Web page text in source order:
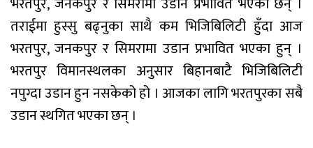
तराईमा हुस्सु बढ्नुका साथै कम भिजिबिलिटी हुँदा आज
भरतपुर, जनकपुर र सिमरामा उडान प्रभावित भएका हुन् ।
भरतपुर विमानस्थलका अनुसार बिहानबाटै भिजिबिलिटी
नपुग्दा उडान हुन नसकेको हो । आजका लागि भरतपुरका सबै
उडान स्थगित भएका छन् ।